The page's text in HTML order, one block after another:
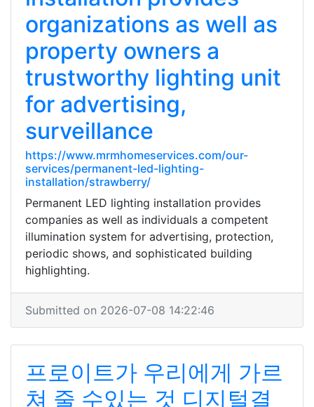
organizations as well as
property owners a
trustworthy lighting unit
for advertising,
surveillance
https://www.mrmhomeservices.com/our-
services/permanent-led-lighting-
installation/strawberry/
Permanent LED lighting installation provides
companies as well as individuals a competent
illumination system for advertising, protection,
periodic shows, and sophisticated building
highlighting.
Submitted on 2026-07-08 14:22:46
프로이트가 우리에게 가르
쳐 줄 수있는 것 디지털결